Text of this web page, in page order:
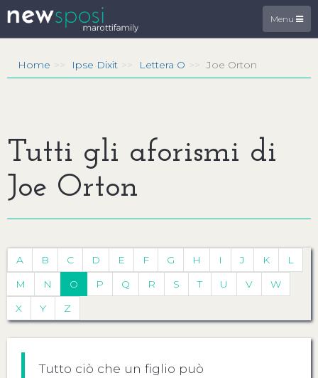
Menu
Home Ipse Dixit Lettera O Joe Orton
Tutti gli aforismi di
Joe Orton
A B C D E F G H I J K
L
M
N O P Q R S T U V
W
X
Y Z
Tutto ciò che un figlio può